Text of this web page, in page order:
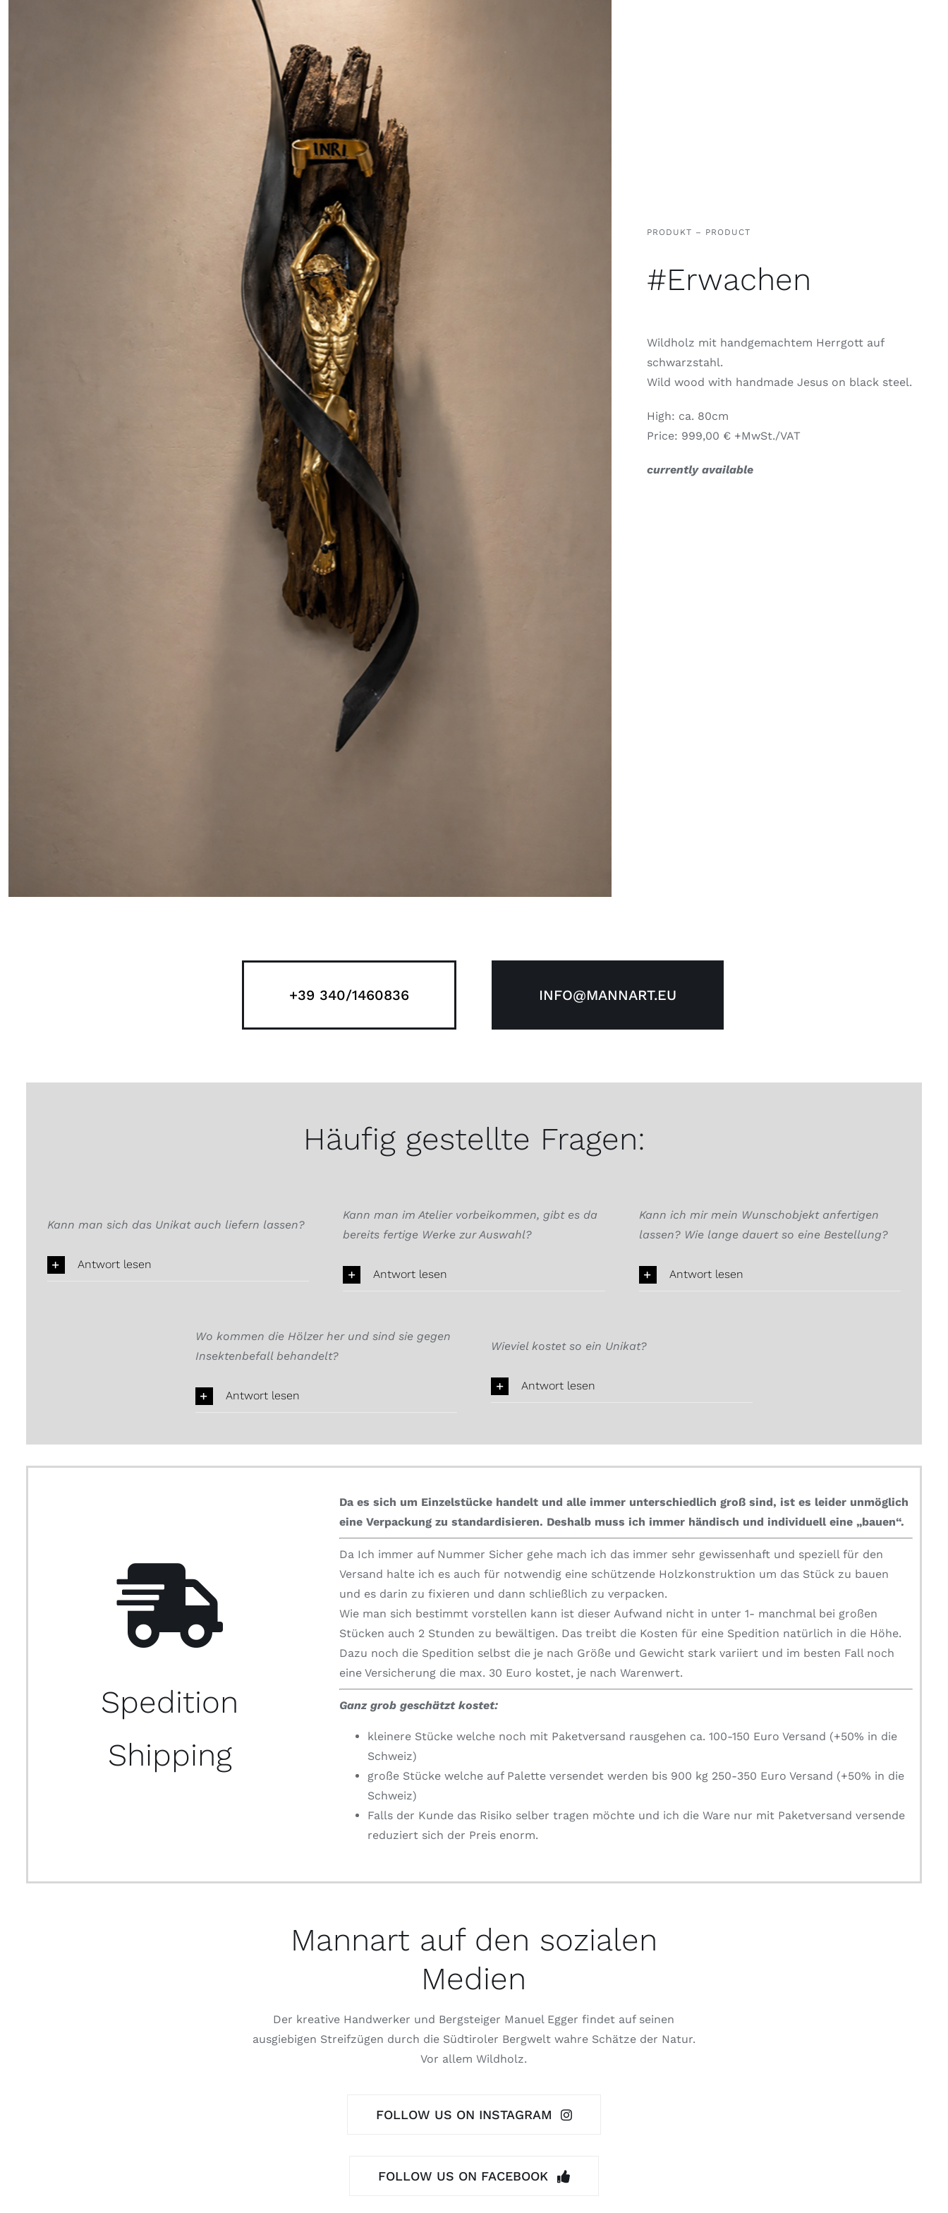
PRODUKT – PRODUCT
#Erwachen
Wildholz mit handgemachtem Herrgott auf
schwarzstahl.
Wild wood with handmade Jesus on black steel.
High: ca. 80cm
Price: 999,00 € +MwSt./VAT
currently available
+39 340/1460836 INFO@MANNART.EU
Häufig gestellte Fragen:
Kann man sich das Unikat auch liefern lassen?
Antwort lesen
Kann man im Atelier vorbeikommen, gibt es da
bereits fertige Werke zur Auswahl?
Antwort lesen
Kann ich mir mein Wunschobjekt anfertigen
lassen? Wie lange dauert so eine Bestellung?
Antwort lesen
Wo kommen die Hölzer her und sind sie gegen
Insektenbefall behandelt?
Antwort lesen
Wieviel kostet so ein Unikat?
Antwort lesen
Spedition
Shipping
Da es sich um Einzelstücke handelt und alle immer unterschiedlich groß sind, ist es leider unmöglich
eine Verpackung zu standardisieren. Deshalb muss ich immer händisch und individuell eine „bauen“.
Da Ich immer auf Nummer Sicher gehe mach ich das immer sehr gewissenhaft und speziell für den
Versand halte ich es auch für notwendig eine schützende Holzkonstruktion um das Stück zu bauen
und es darin zu fixieren und dann schließlich zu verpacken.
Wie man sich bestimmt vorstellen kann ist dieser Aufwand nicht in unter 1- manchmal bei großen
Stücken auch 2 Stunden zu bewältigen. Das treibt die Kosten für eine Spedition natürlich in die Höhe.
Dazu noch die Spedition selbst die je nach Größe und Gewicht stark variiert und im besten Fall noch
eine Versicherung die max. 30 Euro kostet, je nach Warenwert.
Ganz grob geschätzt kostet:
kleinere Stücke welche noch mit Paketversand rausgehen ca. 100-150 Euro Versand (+50% in die
Schweiz)
große Stücke welche auf Palette versendet werden bis 900 kg 250-350 Euro Versand (+50% in die
Schweiz)
Falls der Kunde das Risiko selber tragen möchte und ich die Ware nur mit Paketversand versende
reduziert sich der Preis enorm.
Mannart auf den sozialen
Medien
Der kreative Handwerker und Bergsteiger Manuel Egger findet auf seinen
ausgiebigen Streifzügen durch die Südtiroler Bergwelt wahre Schätze der Natur.
Vor allem Wildholz.
FOLLOW US ON INSTAGRAM
FOLLOW US ON FACEBOOK